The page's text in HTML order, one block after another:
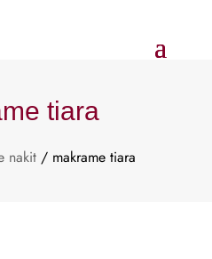
tiara
nakit/ makrame tiara